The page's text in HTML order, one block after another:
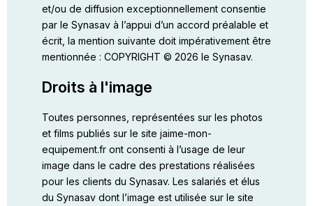
et/ou de diffusion exceptionnellement consentie
par le Synasav à l’appui d’un accord préalable et
écrit, la mention suivante doit impérativement être
mentionnée : COPYRIGHT © 2026 le Synasav.
Droits à l'image
Toutes personnes, représentées sur les photos
et films publiés sur le site jaime-mon-
equipement.fr ont consenti à l’usage de leur
image dans le cadre des prestations réalisées
pour les clients du Synasav. Les salariés et élus
du Synasav dont l’image est utilisée sur le site